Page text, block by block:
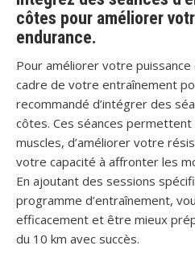
côtes pour améliorer
endurance.
Pour améliorer votre
cadre de votre entraînement
recommandé d’intégrer des
côtes. Ces séances
muscles, d’améliorer votre
votre capacité à affronter les
En ajoutant des sessions
programme d’entraînement,
efficacement et être mieux
du 10 km avec succès.